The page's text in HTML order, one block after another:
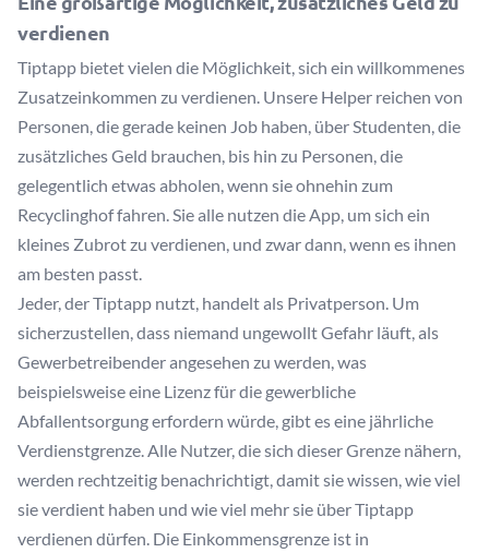
verdienen
Tiptapp bietet vielen die Möglichkeit, sich ein willkommenes
Zusatzeinkommen zu verdienen. Unsere Helper reichen von
Personen, die gerade keinen Job haben, über Studenten, die
zusätzliches Geld brauchen, bis hin zu Personen, die
gelegentlich etwas abholen, wenn sie ohnehin zum
Recyclinghof fahren. Sie alle nutzen die App, um sich ein
kleines Zubrot zu verdienen, und zwar dann, wenn es ihnen
am besten passt.
Jeder, der Tiptapp nutzt, handelt als Privatperson. Um
sicherzustellen, dass niemand ungewollt Gefahr läuft, als
Gewerbetreibender angesehen zu werden, was
beispielsweise eine Lizenz für die gewerbliche
Abfallentsorgung erfordern würde, gibt es eine jährliche
Verdienstgrenze. Alle Nutzer, die sich dieser Grenze nähern,
werden rechtzeitig benachrichtigt, damit sie wissen, wie viel
sie verdient haben und wie viel mehr sie über Tiptapp
verdienen dürfen. Die Einkommensgrenze ist in